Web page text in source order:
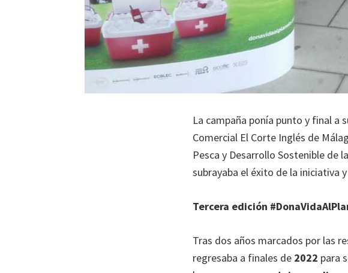
La campaña ponía punto y final a
Comercial El Corte Inglés de
Pesca y Desarrollo Sostenible de
subrayaba el éxito de la iniciativa
Tercera edición
Tras dos años marcados por las
regresaba a finales de 2022 para